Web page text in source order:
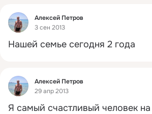
Фид
Алексей Петров
3 сен 2013
Нашей семье сегодня 2 года
Фид
Алексей Петров
29 апр 2013
Я самый счастливый человек на